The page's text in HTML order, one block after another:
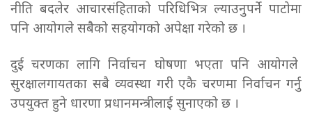
नीति बदलेर आचारसंहिताको परिधिभित्र ल्याउनुपर्ने पाटोमा
पनि आयोगले सबैको सहयोगको अपेक्षा गरेको छ ।
दुई चरणका लागि निर्वाचन घोषणा भएता पनि आयोगले
सुरक्षालगायतका सबै व्यवस्था गरी एकै चरणमा निर्वाचन गर्नु
उपयुक्त हुने धारणा प्रधानमन्त्रीलाई सुनाएको छ ।